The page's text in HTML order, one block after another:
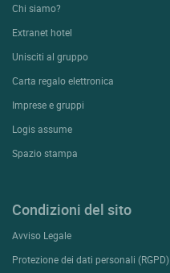
Chi siamo?
Extranet hotel
Unisciti al gruppo
Carta regalo elettronica
Imprese e gruppi
Logis assume
Spazio stampa
Condizioni del sito
Avviso Legale
Protezione dei dati personali (RGPD)